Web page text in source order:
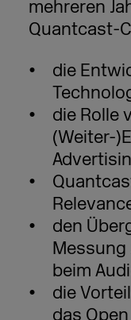
mehreren
Quantcast-
die
die Rolle
(Weiter-
den
Messung
beim
die
das